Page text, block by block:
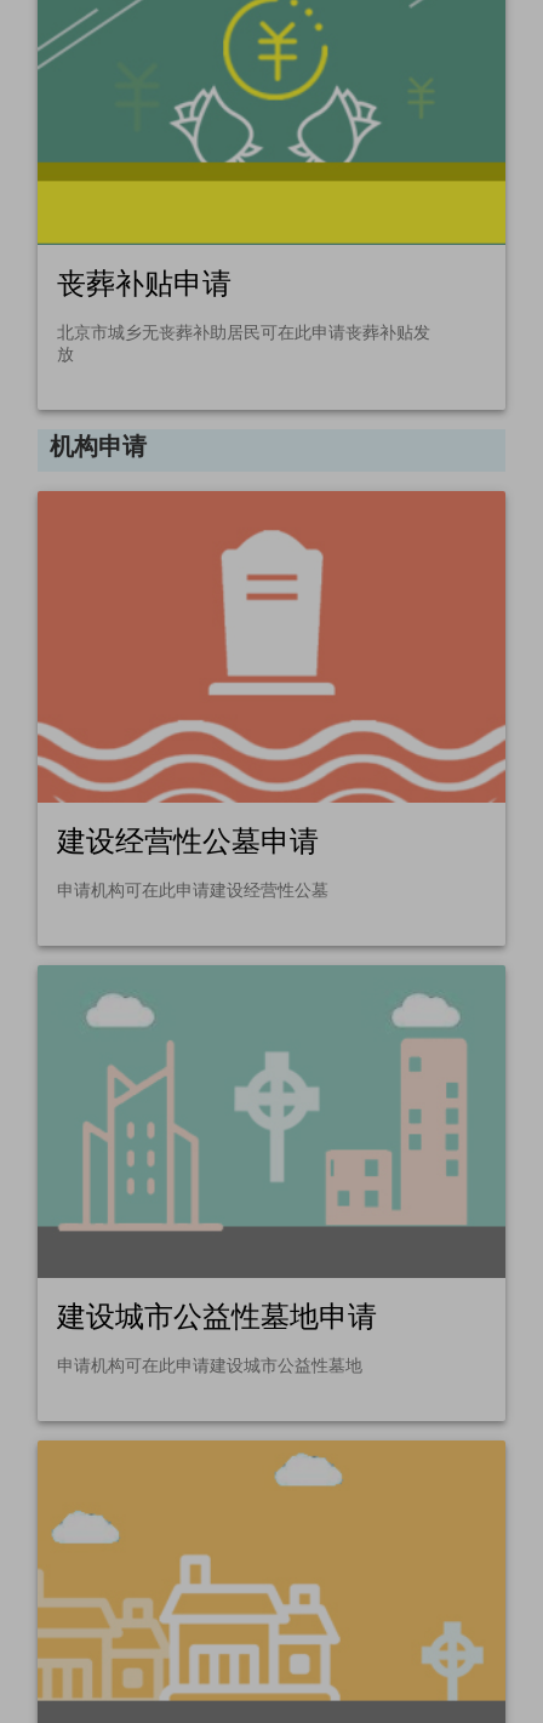
丧葬补贴申请
北京市城乡无丧葬补助居民可在此申请丧葬补贴发
放
机构申请
建设经营性公墓申请
申请机构可在此申请建设经营性公墓
建设城市公益性墓地申请
申请机构可在此申请建设城市公益性墓地